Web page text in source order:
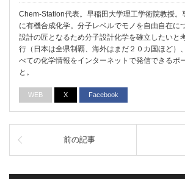
Chem-Station代表。早稲田大学理工学術院教授。
に有機合成化学。分子レベルでモノを自由自在に
設計の匠となるため分子設計化学を確立したいと
行（日本は全県制覇、海外はまだ２０カ国ほど）
べての化学情報をインターネットで発信できるポ
と。
WEB X Facebook
前の記事